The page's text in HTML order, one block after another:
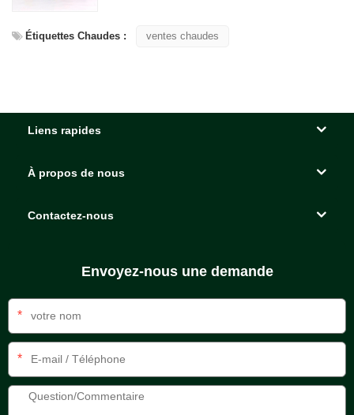
Étiquettes Chaudes : ventes chaudes
Liens rapides
À propos de nous
Contactez-nous
Envoyez-nous une demande
*
*